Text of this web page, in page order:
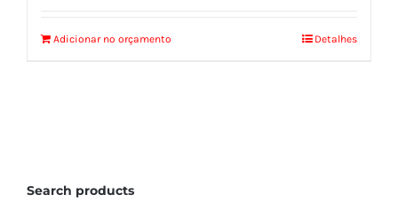
Adicionar no orçamento Detalhes
Search products